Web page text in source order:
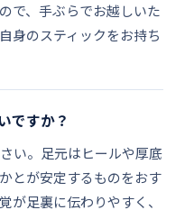
で、手ぶらでお越しいた
身のスティックをお持ち
ですか？
い。足元はヒールや厚底
とが安定するものをおす
が足裏に伝わりやすく、